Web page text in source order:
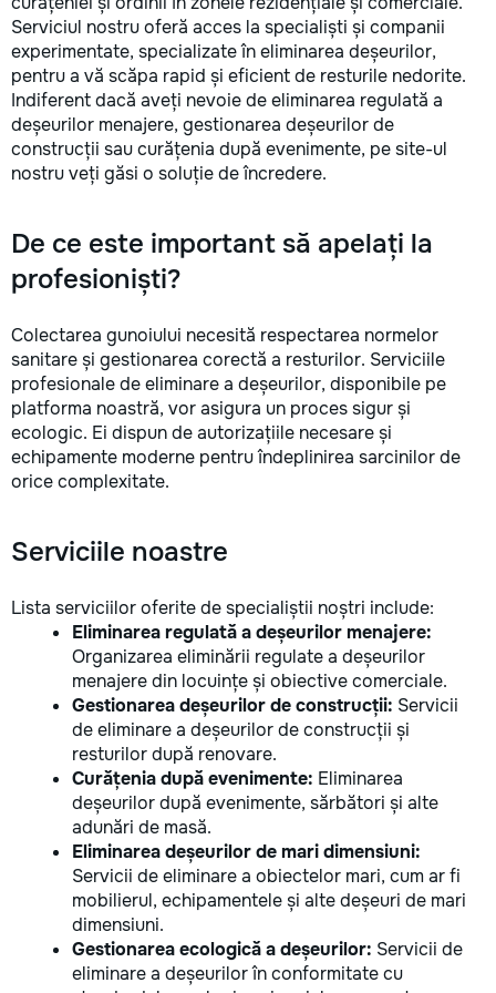
la fiecare detaliu. Contactați-ne
pentru o consultație gratuită și un
deviz fără obligații: 069 376 542
+373 603 31 178 Viber | WhatsApp
| Telegram Disponibili zilnic pentru
consultații și programări. Deviz
gratuit Consultanță profesională
Soluții pentru orice buget
ideile în locuințe confortabile,
moderne și funcționale! Calitatea
noastră – liniștea și confortul
Serviciul nostru oferă acces la specialiști și companii
experimentate, specializate în eliminarea deșeurilor,
pentru a vă scăpa rapid și eficient de resturile nedorite.
Indiferent dacă aveți nevoie de eliminarea regulată a
deșeurilor menajere, gestionarea deșeurilor de
construcții sau curățenia după evenimente, pe site-ul
nostru veți găsi o soluție de încredere.
De ce este important să apelați la
profesioniști?
Colectarea gunoiului necesită respectarea normelor
sanitare și gestionarea corectă a resturilor. Serviciile
profesionale de eliminare a deșeurilor, disponibile pe
platforma noastră, vor asigura un proces sigur și
ecologic. Ei dispun de autorizațiile necesare și
echipamente moderne pentru îndeplinirea sarcinilor de
orice complexitate.
Serviciile noastre
Lista serviciilor oferite de specialiștii noștri include:
Eliminarea regulată a deșeurilor menajere:
Organizarea eliminării regulate a deșeurilor
menajere din locuințe și obiective comerciale.
Gestionarea deșeurilor de construcții: Servicii
de eliminare a deșeurilor de construcții și
resturilor după renovare.
Curățenia după evenimente: Eliminarea
deșeurilor după evenimente, sărbători și alte
adunări de masă.
Eliminarea deșeurilor de mari dimensiuni:
Servicii de eliminare a obiectelor mari, cum ar fi
mobilierul, echipamentele și alte deșeuri de mari
dimensiuni.
Gestionarea ecologică a deșeurilor: Servicii de
eliminare a deșeurilor în conformitate cu